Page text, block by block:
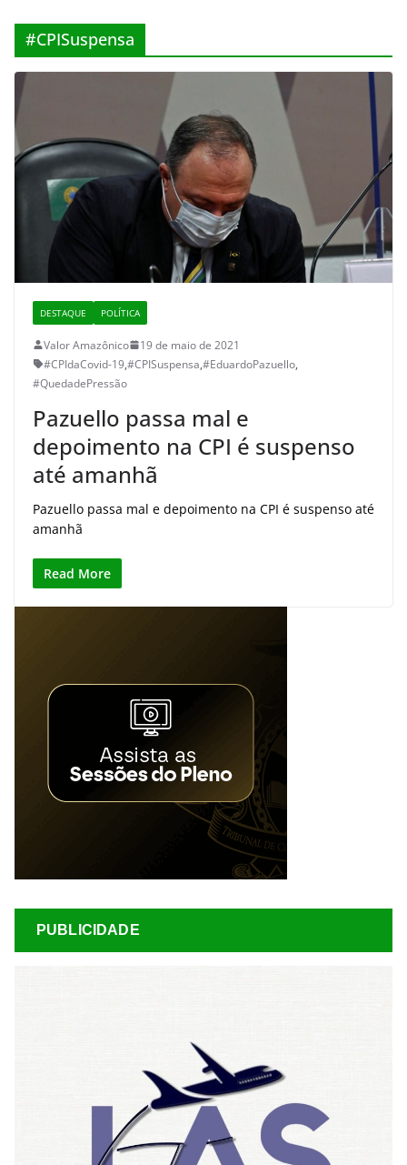
#CPISuspensa
DESTAQUE POLÍTICA
Valor Amazônico
19 de maio de 2021
#CPIdaCovid-19,#CPISuspensa,#EduardoPazuello,
#QuedadePressão
Pazuello passa mal e
depoimento na CPI é suspenso
até amanhã
Pazuello passa mal e depoimento na CPI é suspenso até
amanhã
Read More
PUBLICIDADE